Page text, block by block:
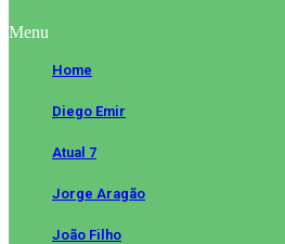
Menu
Home
Diego Emir
Atual 7
Jorge Aragão
João Filho